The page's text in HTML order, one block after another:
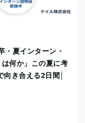
・夏インターン・
何か」この夏に考
き合える2日間│